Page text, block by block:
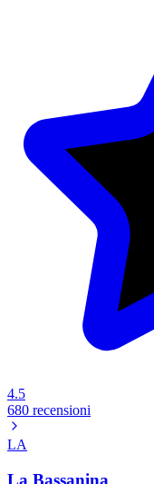
4.5
680 recensioni
LA
La Bassanina